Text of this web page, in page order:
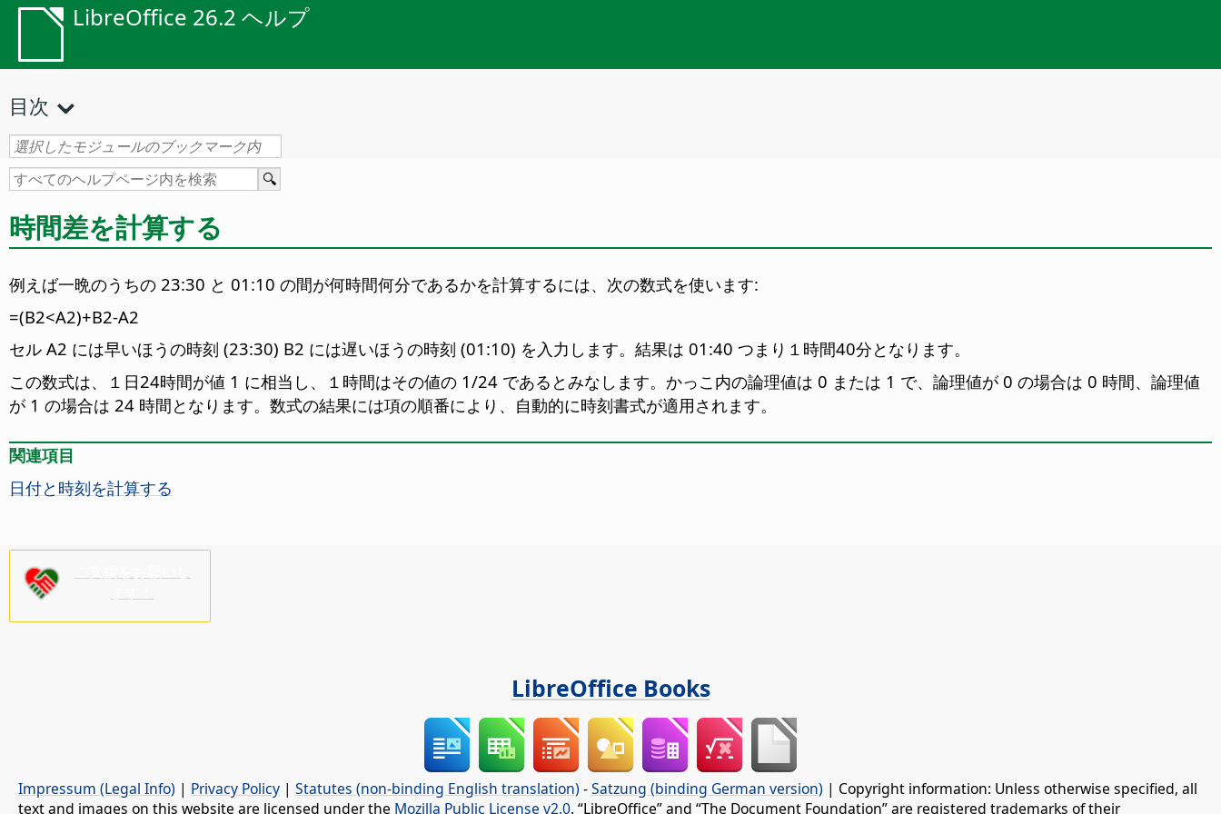
LibreOffice 26.2 ヘルプ
目次
時間差を計算する
例えば一晩のうちの 23:30 と 01:10 の間が何時間何分であるかを計算するには、次の数式を使います:
=(B2<A2)+B2-A2
セル A2 には早いほうの時刻 (23:30) B2 には遅いほうの時刻 (01:10) を入力します。結果は 01:40 つまり１時間40分となります。
この数式は、１日24時間が値 1 に相当し、１時間はその値の 1/24 であるとみなします。かっこ内の論理値は 0 または 1 で、論理値が 0 の場合は 0 時間、論理値
が 1 の場合は 24 時間となります。数式の結果には項の順番により、自動的に時刻書式が適用されます。
関連項目
日付と時刻を計算する
LibreOffice Books
Impressum (Legal Info) | Privacy Policy | Statutes (non-binding English translation) -Satzung (binding German version) | Copyright information: Unless otherwise specified, all
text and images on this website are licensed under the Mozilla Public License v2.0. “LibreOffice” and “The Document Foundation” are registered trademarks of their